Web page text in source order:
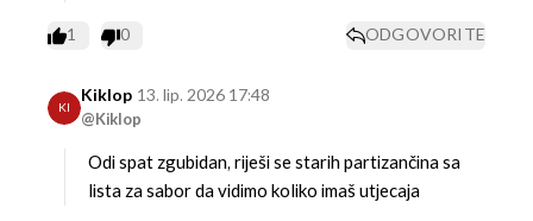
1 0 ODGOVORITE
KI
Kiklop
@Kiklop
13. lip. 2026 17:48
Odi spat zgubidan, riješi se starih partizančina sa
lista za sabor da vidimo koliko imaš utjecaja